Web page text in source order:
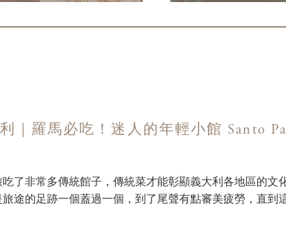
｜羅馬必吃！迷人的年輕小館 Santo
了非常多傳統館子，傳統菜才能彰顯義大利各地區的文
途的足跡一個蓋過一個，到了尾聲有點審美疲勞，直到